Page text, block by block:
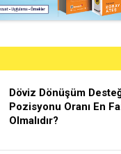
Döviz Dönüşüm
Pozisyonu Oranı En
Olmalıdır?